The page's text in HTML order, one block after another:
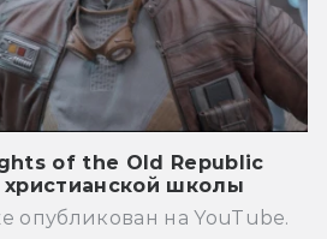
of the Old Republic
школы
опубликован на YouTube.